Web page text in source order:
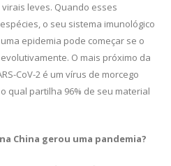
leves. Quando esses
o seu sistema imunológico
epidemia pode começar se o
O mais próximo da
CoV-2 é um vírus de morcego
qual partilha 96% de seu material
China gerou uma pandemia?